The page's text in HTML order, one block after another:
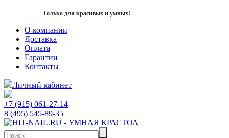
Только для красивых и умных!
О компании
Доставка
Оплата
Гарантии
Контакты
Личный кабинет
+7 (915) 061-27-14
8 (495) 545-89-35